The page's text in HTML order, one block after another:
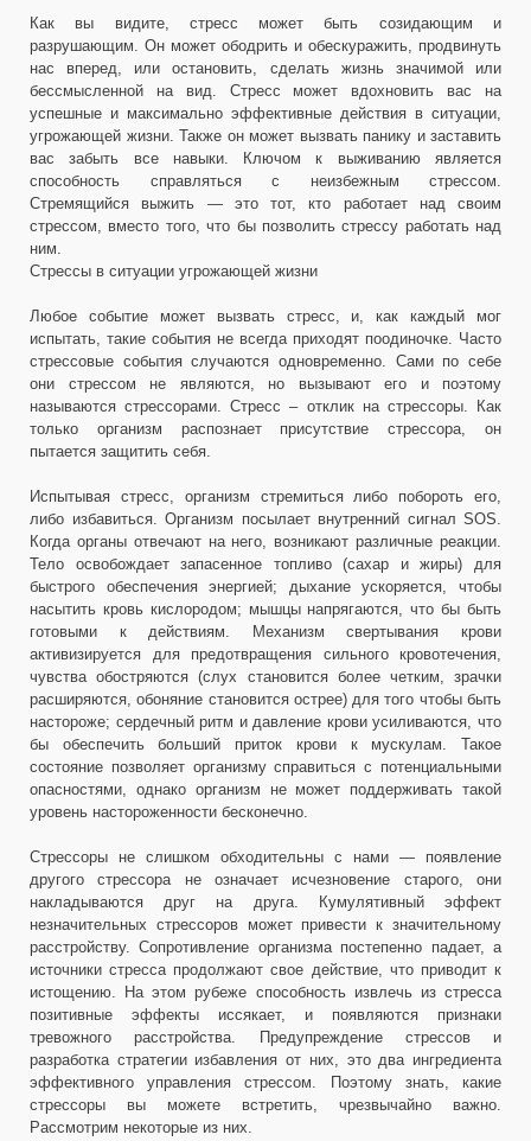
Как вы видите, стресс может быть созидающим и
разрушающим. Он может ободрить и обескуражить, продвинуть
нас вперед, или остановить, сделать жизнь значимой или
бессмысленной на вид. Стресс может вдохновить вас на
успешные и максимально эффективные действия в ситуации,
угрожающей жизни. Также он может вызвать панику и заставить
вас забыть все навыки. Ключом к выживанию является
способность справляться с неизбежным стрессом.
Стремящийся выжить — это тот, кто работает над своим
стрессом, вместо того, что бы позволить стрессу работать над
ним.
Стрессы в ситуации угрожающей жизни
Любое событие может вызвать стресс, и, как каждый мог
испытать, такие события не всегда приходят поодиночке. Часто
стрессовые события случаются одновременно. Сами по себе
они стрессом не являются, но вызывают его и поэтому
называются стрессорами. Стресс – отклик на стрессоры. Как
только организм распознает присутствие стрессора, он
пытается защитить себя.
Испытывая стресс, организм стремиться либо побороть его,
либо избавиться. Организм посылает внутренний сигнал SOS.
Когда органы отвечают на него, возникают различные реакции.
Тело освобождает запасенное топливо (сахар и жиры) для
быстрого обеспечения энергией; дыхание ускоряется, чтобы
насытить кровь кислородом; мышцы напрягаются, что бы быть
готовыми к действиям. Механизм свертывания крови
активизируется для предотвращения сильного кровотечения,
чувства обостряются (слух становится более четким, зрачки
расширяются, обоняние становится острее) для того чтобы быть
настороже; сердечный ритм и давление крови усиливаются, что
бы обеспечить больший приток крови к мускулам. Такое
состояние позволяет организму справиться с потенциальными
опасностями, однако организм не может поддерживать такой
уровень настороженности бесконечно.
Стрессоры не слишком обходительны с нами — появление
другого стрессора не означает исчезновение старого, они
накладываются друг на друга. Кумулятивный эффект
незначительных стрессоров может привести к значительному
расстройству. Сопротивление организма постепенно падает, а
источники стресса продолжают свое действие, что приводит к
истощению. На этом рубеже способность извлечь из стресса
позитивные эффекты иссякает, и появляются признаки
тревожного расстройства. Предупреждение стрессов и
разработка стратегии избавления от них, это два ингредиента
эффективного управления стрессом. Поэтому знать, какие
стрессоры вы можете встретить, чрезвычайно важно.
Рассмотрим некоторые из них.